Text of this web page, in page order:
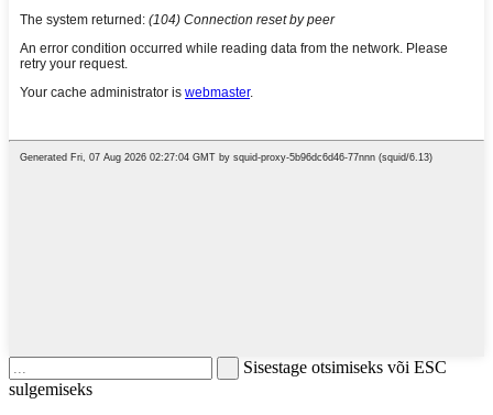
Sisestage otsimiseks või ESC
sulgemiseks